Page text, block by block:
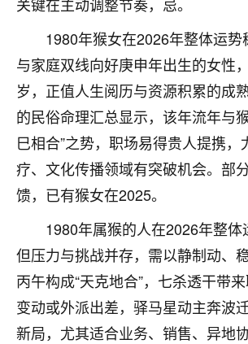
1980年猴女在2026年整体运
与家庭双线向好庚申年出生的女性
岁，正值人生阅历与资源积累的成
的民俗命理汇总显示，该年流年与
巳相合”之势，职场易得贵人提携，
疗、文化传播领域有突破机会。部
馈，已有猴女在2025。
1980年属猴的人在2026年整体
但压力与挑战并存，需以静制动、
丙午构成“天克地合”，七杀透干带
变动或外派出差，驿马星动主奔波
新局，尤其适合业务、销售、异地
鹿森：是的，其实跟老师聊过
触，首先就是心态会变好，万
不由人！
1天前 来自四川
金白水清
我也想找老师看看，有没有人给个
1天前 来自江西
青春168
我也想要，我也想要！
2天前 来自山西